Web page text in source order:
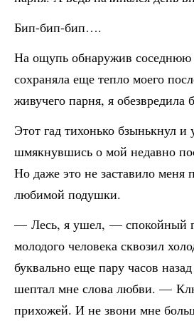
Бип-бип-бип….
На ощупь обнаружив соседнюю
сохраняла еще тепло моего
живучего парня, я обезвредила
Этот гад тихонько бзынькнул и
шмякнувшись о мой недавно
Но даже это не заставило меня
любимой подушки.
— Лесь, я ушел, — спокойный
молодого человека сквозил
буквально еще пару часов
шептал мне слова любви. —
прихожей. И не звони мне